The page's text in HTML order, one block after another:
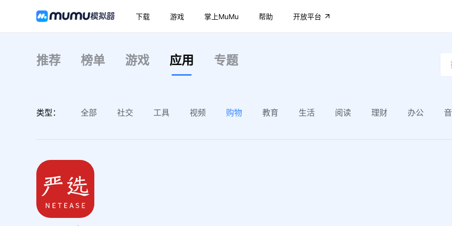
下载 游戏 掌上MuMu 帮助 开放平台
推荐 榜单 游戏 应用 专题
类型： 全部 社交 工具 视频 购物 教育 生活 阅读 理财 办公